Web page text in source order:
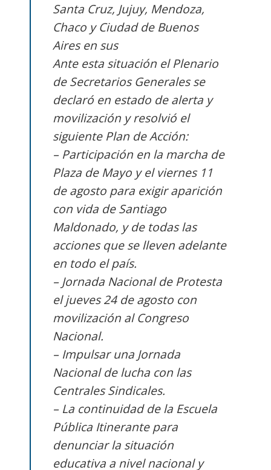
Santa Cruz, Jujuy, Mendoza,
Chaco y Ciudad de Buenos
Aires en sus
Ante esta situación el Plenario
de Secretarios Generales se
declaró en estado de alerta y
movilización y resolvió el
siguiente Plan de Acción:
– Participación en la marcha de
Plaza de Mayo y el viernes 11
de agosto para exigir aparición
con vida de Santiago
Maldonado, y de todas las
acciones que se lleven adelante
en todo el país.
– Jornada Nacional de Protesta
el jueves 24 de agosto con
movilización al Congreso
Nacional.
– Impulsar una Jornada
Nacional de lucha con las
Centrales Sindicales.
– La continuidad de la Escuela
Pública Itinerante para
denunciar la situación
educativa a nivel nacional y